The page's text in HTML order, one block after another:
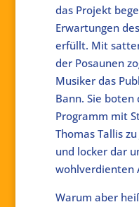
das Projekt
Erwartungen
erfüllt. Mit
der Posaunen
Musiker das
Bann. Sie boten
Programm mit
Thomas Tallis
und locker dar
wohlverdienten
Warum aber